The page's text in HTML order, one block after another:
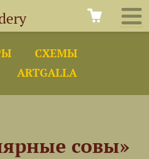
СХЕМЫ
ARTGALLA
совы»